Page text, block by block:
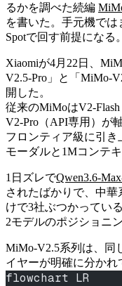
るかを調べた続編
を書いた。手元機では
Spotで回す前提になる。
Xiaomiが4月22日、
V2.5-Pro」と「MiMo-
開した。
従来のMiMoはV2-
V2-Pro（API専用）が
フロンティア級に引
モーダルと1Mコンテ
1日ズレでQwen3.6-
されたばかりで、中
けで3社ぶつかってい
2モデルのポジショニ
MiMo-V2.5系列は、同
イヤーが明確に分かれ
flowchart LR